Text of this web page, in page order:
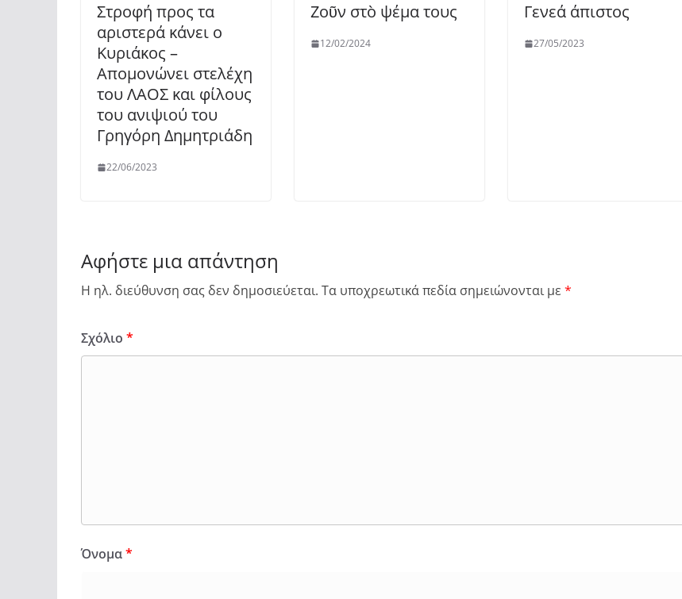
Στροφή προς τα
αριστερά κάνει ο
Κυριάκος –
Απομονώνει στελέχη
του ΛΑΟΣ και φίλους
του ανιψιού του
Γρηγόρη Δημητριάδη
22/06/2023
Ζοῦν στὸ ψέμα τους
12/02/2024
Γενεά άπιστος
27/05/2023
Αφήστε μια απάντηση
Η ηλ. διεύθυνση σας δεν δημοσιεύεται. Τα υποχρεωτικά πεδία σημειώνονται με *
Σχόλιο *
Όνομα*